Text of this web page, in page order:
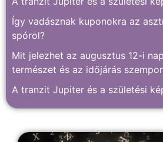
Így vadásznak kuponokra az
spórol?
Mit jelezhet az augusztus 12-i
természet és az időjárás
A tranzit Jupiter és a születési